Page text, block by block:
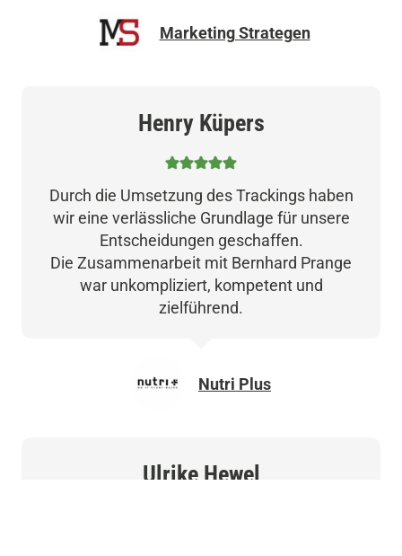
Marketing Strategen
Henry Küpers
Durch die Umsetzung des Trackings haben
wir eine verlässliche Grundlage für unsere
Entscheidungen geschaffen.
Die Zusammenarbeit mit Bernhard Prange
war unkompliziert, kompetent und
zielführend.
Nutri Plus
Ulrike Hewel